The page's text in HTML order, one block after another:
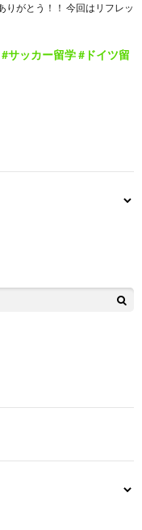
りがとう！！ 今回はリフレッ
サッカー留学 #ドイツ留